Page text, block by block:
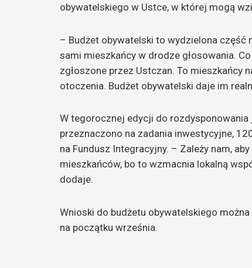
obywatelskiego w Ustce, w której mogą
– Budżet obywatelski to wydzielona część
sami mieszkańcy w drodze głosowania.
zgłoszone przez Ustczan. To mieszkańcy
otoczenia. Budżet obywatelski daje im
W tegorocznej edycji do
przeznaczono na zadania inwestycyjne,
na Fundusz Integracyjny. – Zależy nam,
mieszkańców, bo to wzmacnia lokalną
dodaje.
Wnioski do budżetu obywatelskiego
na początku września.